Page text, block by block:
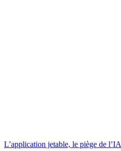
L’application jetable, le piège de